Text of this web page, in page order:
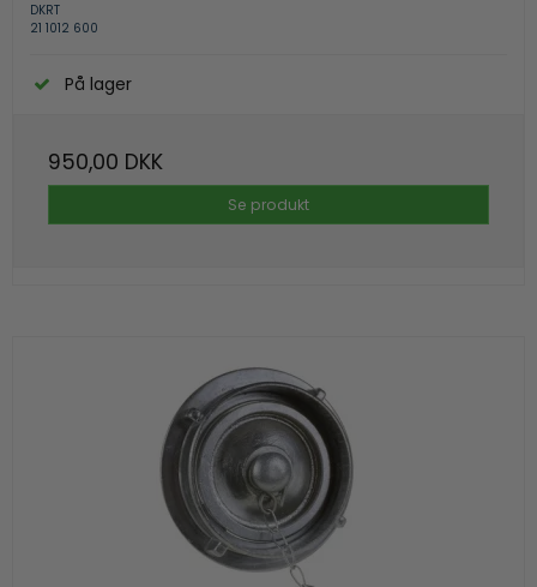
DKRT
21 1012 600
På lager
950,00 DKK
Se produkt